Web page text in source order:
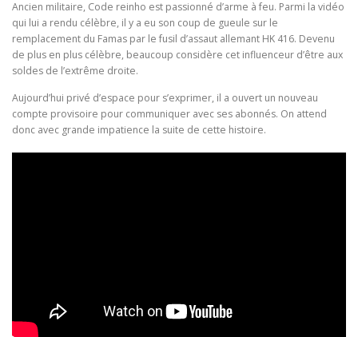
Ancien militaire, Code reinho est passionné d’arme à feu. Parmi la vidéo
qui lui a rendu célèbre, il y a eu son coup de gueule sur le
remplacement du Famas par le fusil d’assaut allemant HK 416. Devenu
de plus en plus célèbre, beaucoup considère cet influenceur d’être aux
soldes de l’extrême droite.
Aujourd’hui privé d’espace pour s’exprimer, il a ouvert un nouveau
compte provisoire pour communiquer avec ses abonnés. On attend
donc avec grande impatience la suite de cette histoire.